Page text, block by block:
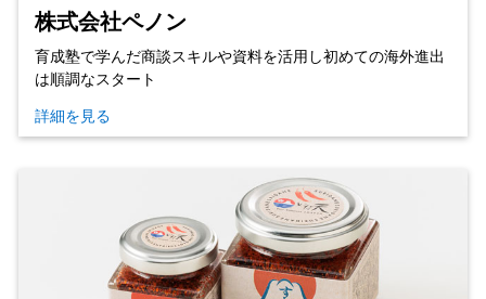
株式会社ペノン
育成塾で学んだ商談スキルや資料を活用し初めての海外進出
は順調なスタート
詳細を見る